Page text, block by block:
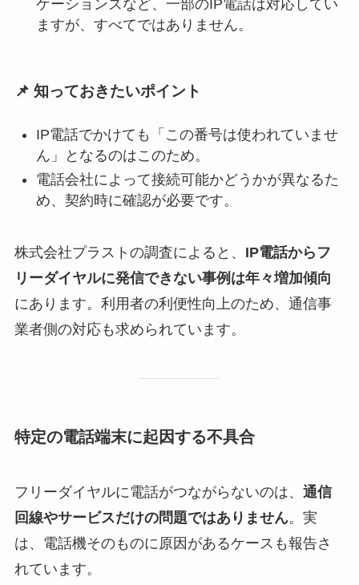
ケーションズなど、一部のIP電話は対応してい
ますが、すべてではありません。
📌 知っておきたいポイント
IP電話でかけても「この番号は使われていませ
ん」となるのはこのため。
電話会社によって接続可能かどうかが異なるた
め、契約時に確認が必要です。
株式会社プラストの調査によると、 IP電話からフ
リーダイヤルに発信できない事例は年々増加傾向
にあります。利用者の利便性向上のため、通信事
業者側の対応も求められています。
特定の電話端末に起因する不具合
フリーダイヤルに電話がつながらないのは、 通信
回線やサービスだけの問題ではありません。実
は、電話機そのものに原因があるケースも報告さ
れています。